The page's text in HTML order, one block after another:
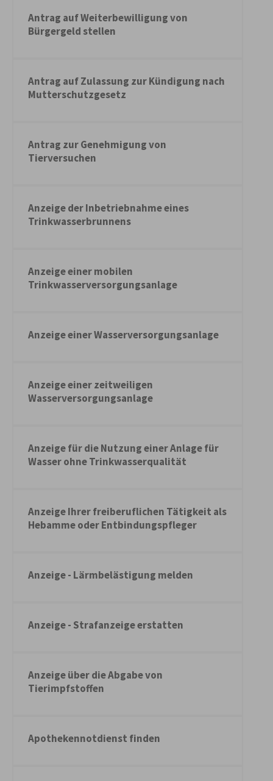
Antrag auf Weiterbewilligung von
Bürgergeld stellen
Antrag auf Zulassung zur Kündigung nach
Mutterschutzgesetz
Antrag zur Genehmigung von
Tierversuchen
Anzeige der Inbetriebnahme eines
Trinkwasserbrunnens
Anzeige einer mobilen
Trinkwasserversorgungsanlage
Anzeige einer Wasserversorgungsanlage
Anzeige einer zeitweiligen
Wasserversorgungsanlage
Anzeige für die Nutzung einer Anlage für
Wasser ohne Trinkwasserqualität
Anzeige Ihrer freiberuflichen Tätigkeit als
Hebamme oder Entbindungspfleger
Anzeige - Lärmbelästigung melden
Anzeige - Strafanzeige erstatten
Anzeige über die Abgabe von
Tierimpfstoffen
Apothekennotdienst finden